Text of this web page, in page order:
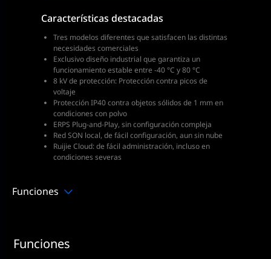
Características destacadas
Tres modelos diferentes que satisfacen las distintas
necesidades comerciales
Exclusivo diseño industrial que garantiza un
funcionamiento estable entre -40 °C y 80 °C
8 kV de protección: Protección contra picos de
voltaje
Protección IP40 contra objetos sólidos de 1 mm en
condiciones con polvo
ERPS Plug-and-Play, sin configuración compleja
Red SON local, de fácil configuración, aun sin nube
Ruijie Cloud: de fácil administración, incluso en
condiciones severas
Funciones
Funciones